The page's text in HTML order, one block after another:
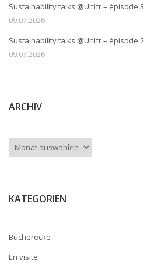
Sustainability talks @Unifr – épisode 3
09.07.2026
Sustainability talks @Unifr – épisode 2
09.07.2026
ARCHIV
Archiv
KATEGORIEN
Bücherecke
En visite